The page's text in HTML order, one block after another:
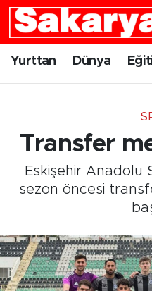
Yurttan Dünya
Transfer
Eskişehir Anadolu
sezon öncesi
Yurttan
Eskişehirspor
Spor
Sağlık
Eskişehir Nöbetçi
Süper Lig Puan
Tüm Manşetler
Son Dakika